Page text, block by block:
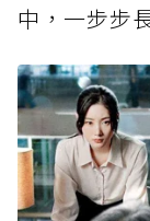
中，一步步